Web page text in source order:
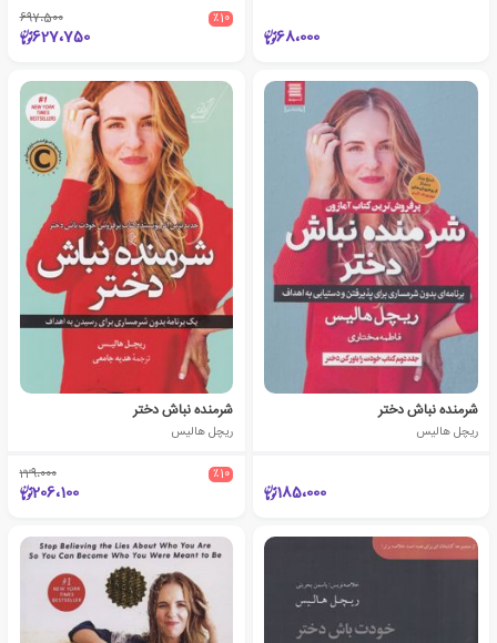
68،000
٪10 697،500
627،750
شرمنده نباش دختر
ریچل هالیس
185،000
شرمنده نباش دختر
ریچل هالیس
٪10 229،000
206،100